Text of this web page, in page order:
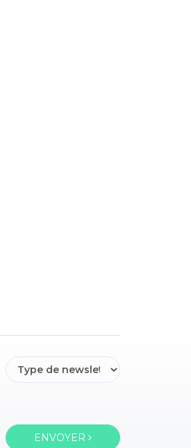
ENVOYER